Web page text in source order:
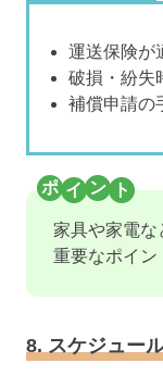
運送保険が
破損・紛失
補償申請の
家具や家電な
重要なポイン
8. スケジュー